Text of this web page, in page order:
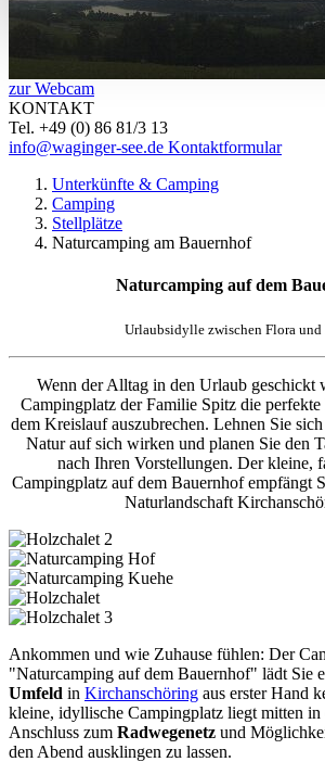
zur Webcam
KONTAKT
Tel. +49 (0) 86 81/3 13
info@waginger-see.de Kontaktformular
Unterkünfte & Camping
Camping
Stellplätze
Naturcamping am Bauernhof
Naturcamping auf dem
Urlaubsidylle zwischen Flora und
Wenn der Alltag in den Urlaub geschickt
Campingplatz der Familie Spitz die
dem Kreislauf auszubrechen. Lehnen Sie
Natur auf sich wirken und planen Sie den
nach Ihren Vorstellungen. Der kleine,
Campingplatz auf dem Bauernhof empfängt
Naturlandschaft
Ankommen und wie Zuhause fühlen: Der
"Naturcamping auf dem Bauernhof" lädt Sie
Umfeld in Kirchanschöring aus erster Hand
kleine, idyllische Campingplatz liegt mitten in
Anschluss zum Radwegenetz und
den Abend ausklingen zu lassen.